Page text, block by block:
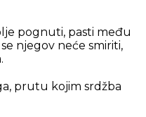
pognuti, pasti među
njegov neće smiriti,
prutu kojim srdžba